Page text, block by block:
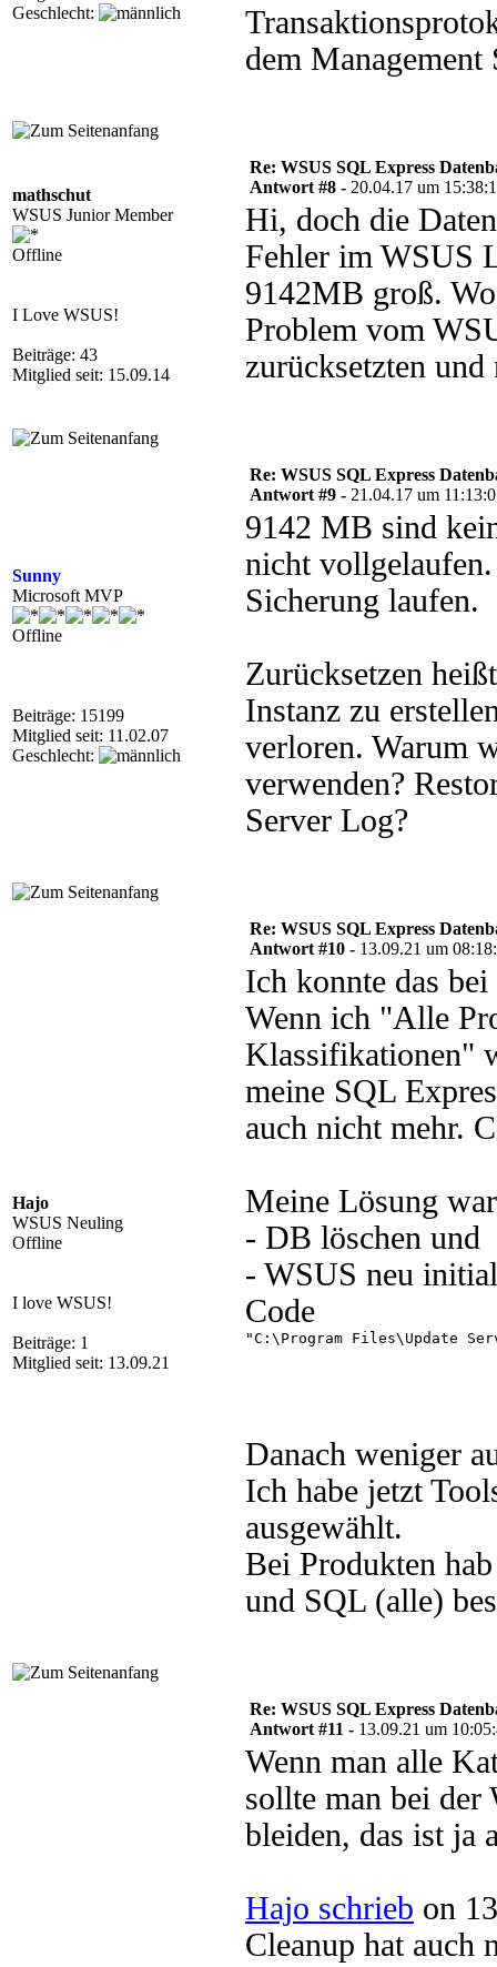
Geschlecht:
dem
mathschut
WSUS Junior Member
Offline
I Love WSUS!
Beiträge: 43
Mitglied seit: 15.09.14
Re: WSUS SQL Express
Antwort #8 - 20.04.17 um
Hi, doch die
Fehler im WSUS
9142MB groß.
Problem vom
zurücksetzten und
Sunny
Microsoft MVP
Offline
Beiträge: 15199
Mitglied seit: 11.02.07
Geschlecht:
Re: WSUS SQL Express
Antwort #9 - 21.04.17 um
9142 MB sind
nicht
Sicherung laufen.
Zurücksetzen
Instanz zu
verloren. Warum
verwenden?
Server Log?
Hajo
WSUS Neuling
Offline
I love WSUS!
Beiträge: 1
Mitglied seit: 13.09.21
Re: WSUS SQL Express
Antwort #10 - 13.09.21 um
Ich konnte das
Wenn ich "Alle
Klassifikationen"
meine SQL
auch nicht mehr.
Meine Lösung
- DB löschen und
- WSUS neu
Code
"C:\Program Files\Update
Danach weniger
Ich habe jetzt
ausgewählt.
Bei Produkten
und SQL (alle)
Re: WSUS SQL Express
Antwort #11 - 13.09.21 um
Wenn man alle
sollte man bei
bleiden, das ist ja
Hajo schrieb on
Cleanup hat auch